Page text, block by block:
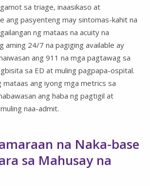
sa triage, inaasikaso at
ang pasyenteng may sintomas-kahit na
ng mataas na acuity na
aming 24/7 na pagiging available ay
ang 911 na mga pagtawag sa
sa ED at muling pagpapa-ospital.
mataas ang iyong mga metrics sa
ang haba ng pagtigil at
naa-admit.
na Naka-base
sa Mahusay na